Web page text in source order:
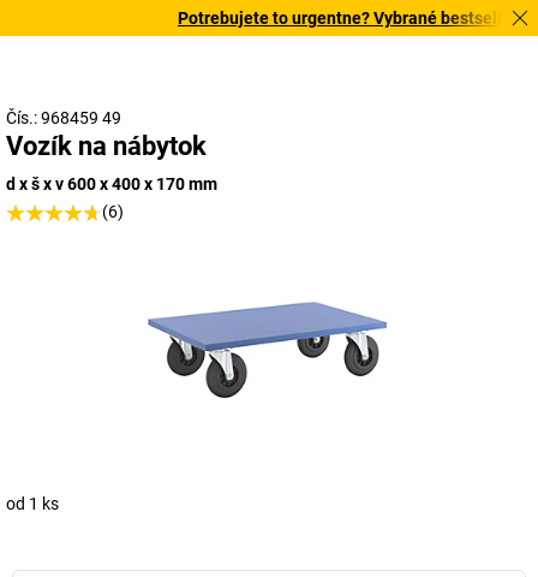
Potrebujete to urgentne? Vybrané bestsellery
Čís.: 968459 49
Vozík na nábytok
d x š x v 600 x 400 x 170 mm
(6)
od 1 ks